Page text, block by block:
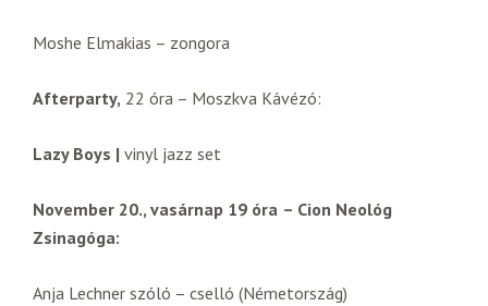
Moshe Elmakias – zongora
Afterparty, 22 óra – Moszkva Kávézó:
Lazy Boys | vinyl jazz set
November 20., vasárnap 19 óra – Cion Neológ
Zsinagóga:
Anja Lechner szóló – cselló (Németország)